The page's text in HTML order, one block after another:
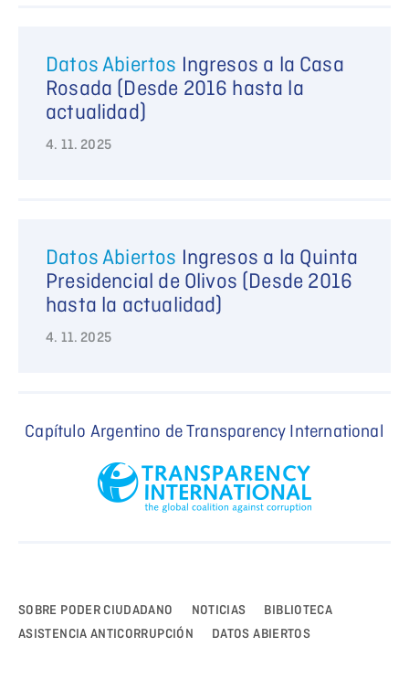
Datos Abiertos Ingresos a la Casa
Rosada (Desde 2016 hasta la
actualidad)
4. 11. 2025
Datos Abiertos Ingresos a la Quinta
Presidencial de Olivos (Desde 2016
hasta la actualidad)
4. 11. 2025
Capítulo Argentino de Transparency International
SOBRE PODER CIUDADANO NOTICIAS
BIBLIOTECA
ASISTENCIA ANTICORRUPCIÓN
DATOS ABIERTOS